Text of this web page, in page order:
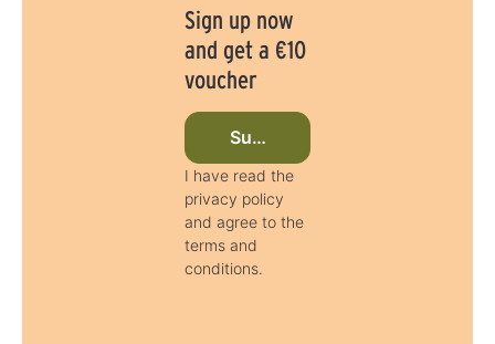
Sign up now
and get a €10
voucher
Subscribe to newsletter now
I have read the
privacy policy
and agree to the
terms and
conditions.